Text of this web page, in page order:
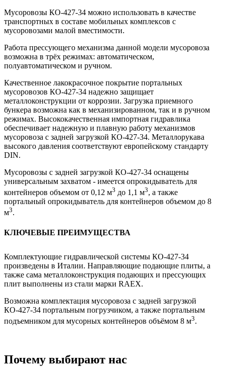
Мусоровозы КО-427-34 можно использовать в качестве
транспортных в составе мобильных комплексов с
мусоровозами малой вместимости.
Работа прессующего механизма данной модели мусоровоза
возможна в трёх режимах: автоматическом,
полуавтоматическом и ручном.
Качественное лакокрасочное покрытие портальных
мусоровозов КО-427-34 надежно защищает
металлоконструкции от коррозии. Загрузка приемного
бункера возможна как в механизированном, так и в ручном
режимах. Высококачественная импортная гидравлика
обеспечивает надежную и плавную работу механизмов
мусоровоза с задней загрузкой КО-427-34. Металлорукава
высокого давления соответствуют европейскому стандарту
DIN.
Мусоровозы с задней загрузкой КО-427-34 оснащены
универсальным захватом - имеется опрокидыватель для
контейнеров объемом от 0,12 м3 до 1,1 м3, а также
портальный опрокидыватель для контейнеров объемом до 8
м3.
КЛЮЧЕВЫЕ ПРЕИМУЩЕСТВА
Комплектующие гидравлической системы КО-427-34
произведены в Италии. Направляющие подающие плиты, а
также сама металлоконструкция подающих и прессующих
плит выполнены из стали марки RAEX.
Возможна комплектация мусоровоза с задней загрузкой
КО-427-34 портальным погрузчиком, а также портальным
подъемником для мусорных контейнеров объёмом 8 м3.
Почему выбирают нас